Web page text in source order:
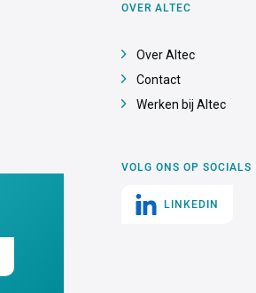
OVER ALTEC
Over Altec
Contact
Werken bij Altec
VOLG ONS OP SOCIALS
LINKEDIN